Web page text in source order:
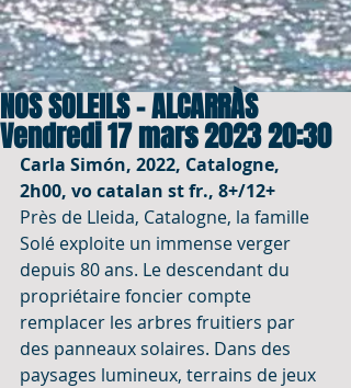
NOS SOLEILS - ALCARRÀS
Vendredi 17 mars 2023 20:30
Carla Simón, 2022, Catalogne,
2h00, vo catalan st fr., 8+/12+
Près de Lleida, Catalogne, la famille
Solé exploite un immense verger
depuis 80 ans. Le descendant du
propriétaire foncier compte
remplacer les arbres fruitiers par
des panneaux solaires. Dans des
paysages lumineux, terrains de jeux